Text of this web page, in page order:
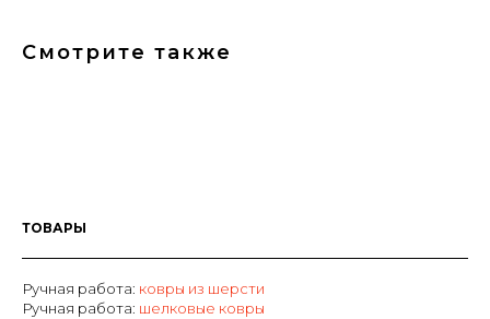
Смотрите также
ТОВАРЫ
Ручная работа: ковры из шерсти
Ручная работа: шелковые ковры